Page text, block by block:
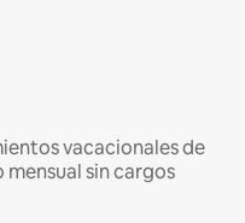
vacacionales de
sin cargos